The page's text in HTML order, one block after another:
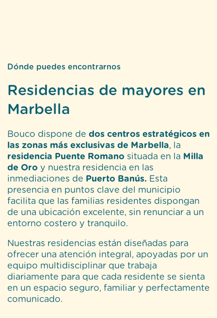
Dónde puedes encontrarnos
Residencias de mayores en
Marbella
Bouco dispone de dos centros estratégicos en
las zonas más exclusivas de Marbella, la
residencia Puente Romano situada en la Milla
de Oro y nuestra residencia en las
inmediaciones de Puerto Banús. Esta
presencia en puntos clave del municipio
facilita que las familias residentes dispongan
de una ubicación excelente, sin renunciar a un
entorno costero y tranquilo.
Nuestras residencias están diseñadas para
ofrecer una atención integral, apoyadas por un
equipo multidisciplinar que trabaja
diariamente para que cada residente se sienta
en un espacio seguro, familiar y perfectamente
comunicado.